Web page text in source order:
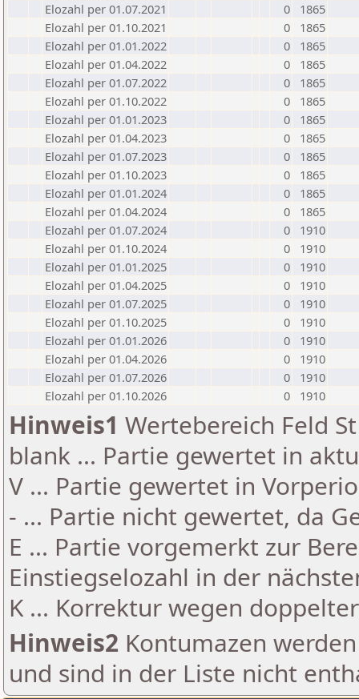
Elozahl per 01.07.2021
0
1865
Elozahl per 01.10.2021
0
1865
Elozahl per 01.01.2022
0
1865
Elozahl per 01.04.2022
0
1865
Elozahl per 01.07.2022
0
1865
Elozahl per 01.10.2022
0
1865
Elozahl per 01.01.2023
0
1865
Elozahl per 01.04.2023
0
1865
Elozahl per 01.07.2023
0
1865
Elozahl per 01.10.2023
0
1865
Elozahl per 01.01.2024
0
1865
Elozahl per 01.04.2024
0
1865
Elozahl per 01.07.2024
0
1910
Elozahl per 01.10.2024
0
1910
Elozahl per 01.01.2025
0
1910
Elozahl per 01.04.2025
0
1910
Elozahl per 01.07.2025
0
1910
Elozahl per 01.10.2025
0
1910
Elozahl per 01.01.2026
0
1910
Elozahl per 01.04.2026
0
1910
Elozahl per 01.07.2026
0
1910
Elozahl per 01.10.2026
0 1910
Hinweis1 Wertebereich Feld
blank ... Partie gewertet in
V ... Partie gewertet in
- ... Partie nicht gewertet, da
E ... Partie vorgemerkt zur
Einstiegselozahl in der
K ... Korrektur wegen
Hinweis2 Kontumazen
und sind in der Liste nicht